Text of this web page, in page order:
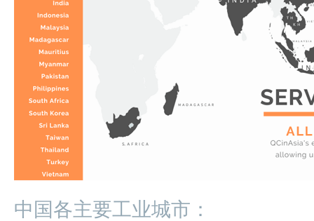
中国各主要工业城市：